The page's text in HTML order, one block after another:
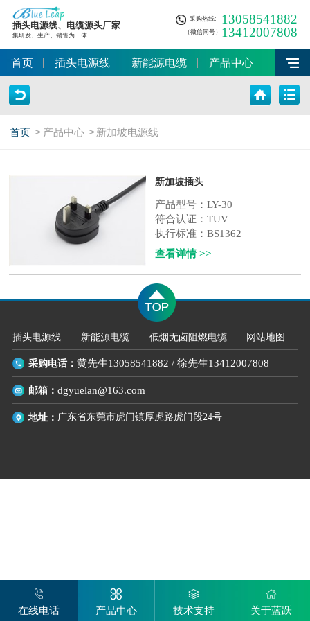
插头电源线、电缆源头厂家
集研发、生产、销售为一体
采购热线:
（微信同号）
13058541882
13412007808
首页 插头电源线 新能源电缆 产品中心
首页 > 产品中心 > 新加坡电源线
新加坡插头
产品型号：LY-30
符合认证：TUV
执行标准：BS1362
承载电压：250V
承...
查看详情 >>
插头电源线 新能源电缆 低烟无卤阻燃电缆 网站地图
采购电话：黄先生13058541882 /徐先生13412007808
邮箱：dgyuelan@163.com
地址： 广东省东莞市虎门镇厚虎路虎门段24号
在线电话 产品中心 技术支持 关于蓝跃